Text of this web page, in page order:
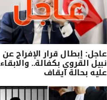
عاجل: إبطال قرار الإفراج عن
نبيل القروي بكفالة.. والابقاء
عليه بحالة ايقاف